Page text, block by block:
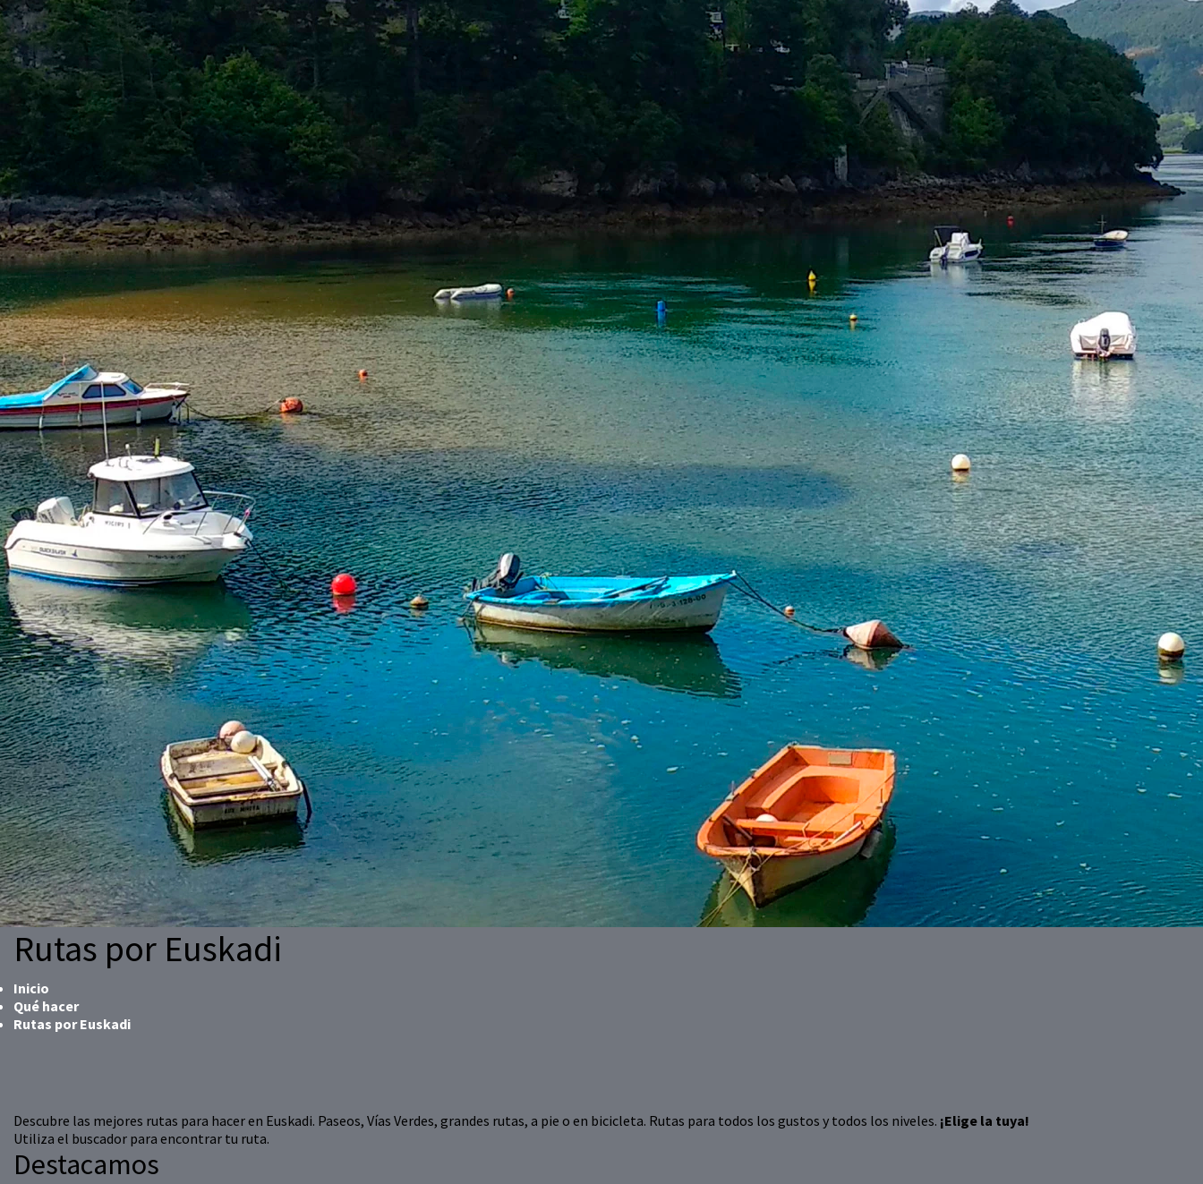
Rutas por Euskadi
Inicio
Qué hacer
Rutas por Euskadi
Descubre las mejores rutas para hacer en Euskadi. Paseos, Vías Verdes, grandes rutas, a pie o en bicicleta. Rutas para todos los gustos y todos los niveles. ¡Elige la tuya!
Utiliza el buscador para encontrar tu ruta.
Destacamos